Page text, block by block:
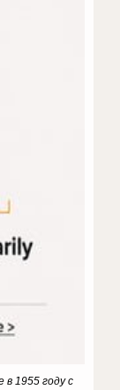
в 1955 году с